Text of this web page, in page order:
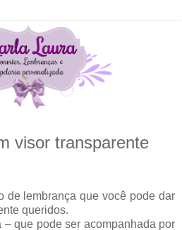
visor transparente
de lembrança que você pode dar
queridos.
que pode ser acompanhada por